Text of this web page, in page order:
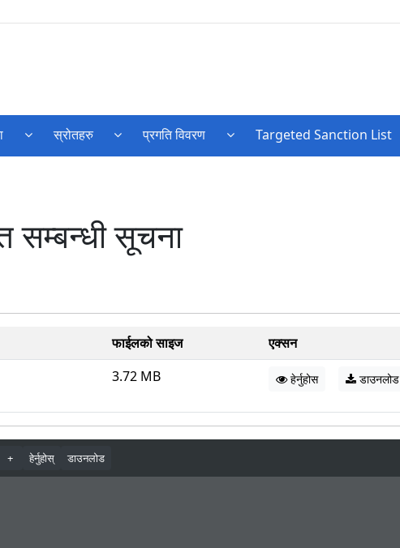
स्रोतहरु प्रगति विवरण Targeted Sanction List
सम्बन्धी सूचना
फाईलको साइज
एक्सन
3.72 MB हेर्नुहोस डाउनलोड